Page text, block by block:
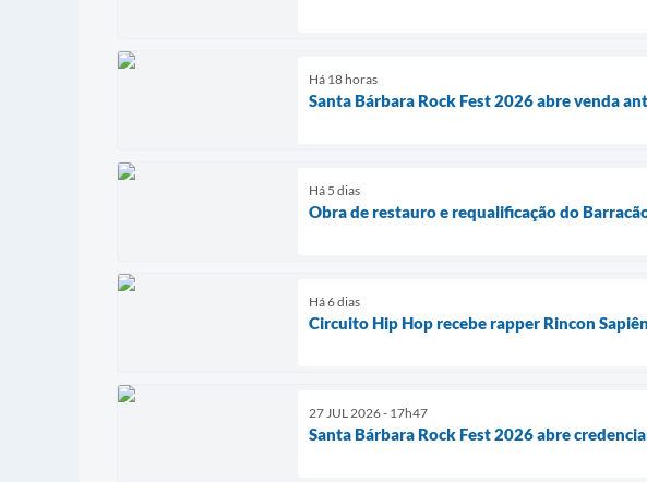
Há 18 horas
Santa Bárbara Rock Fest 2026 abre venda
Há 5 dias
Obra de restauro e requalificação do
Há 6 dias
Circuito Hip Hop recebe rapper Rincon
27 JUL 2026 - 17h47
Santa Bárbara Rock Fest 2026 abre